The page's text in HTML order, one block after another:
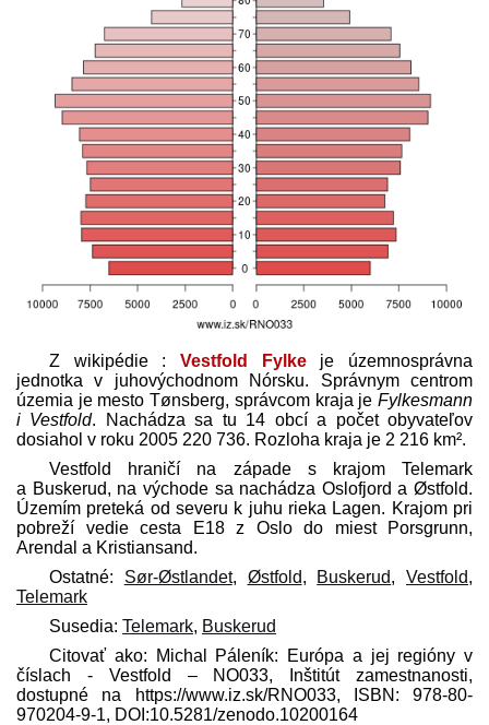
Z wikipédie : Vestfold Fylkeje územnosprávna
jednotka v juhovýchodnom Nórsku. Správnym centrom
územia je mesto Tønsberg, správcom kraja je Fylkesmann
i Vestfold. Nachádza sa tu 14 obcí a počet obyvateľov
dosiahol v roku 2005 220 736. Rozloha kraja je 2 216 km².
Vestfold hraničí na západe s krajom Telemark
a Buskerud, na východe sa nachádza Oslofjord a Østfold.
Územím preteká od severu k juhu rieka Lagen. Krajom pri
pobreží vedie cesta E18 z Oslo do miest Porsgrunn,
Arendal a Kristiansand.
Ostatné: Sør-Østlandet, Østfold, Buskerud, Vestfold,
Telemark
Susedia: Telemark, Buskerud
Citovať ako: Michal Páleník: Európa a jej regióny v
číslach - Vestfold – NO033, Inštitút zamestnanosti,
dostupné na https://www.iz.sk/​RNO033, ISBN: 978-80-
970204-9-1, DOI:10.5281/zenodo.10200164